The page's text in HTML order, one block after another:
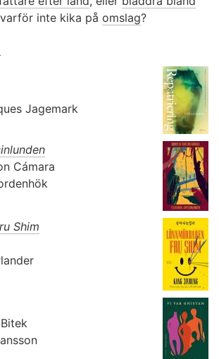
inte kika på omslag?
Jagemark
Cámara
Shim